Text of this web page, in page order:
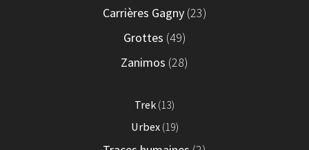
Carrières Gagny(23)
Grottes (49)
Zanimos (28)
Trek (13)
Urbex(19)